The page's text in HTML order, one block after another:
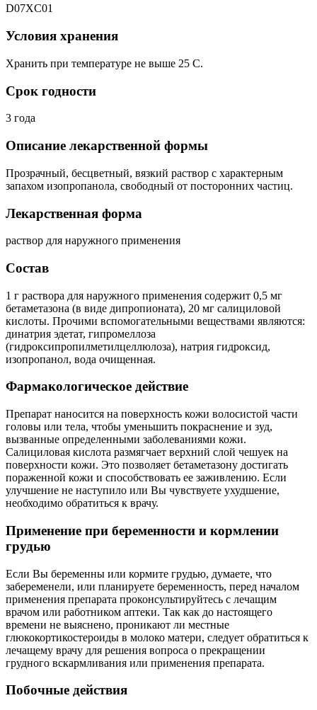
D07XC01
Условия хранения
Хранить при температуре не выше 25 С.
Срок годности
3 года
Описание лекарственной формы
Прозрачный, бесцветный, вязкий раствор с характерным
запахом изопропанола, свободный от посторонних частиц.
Лекарственная форма
раствор для наружного применения
Состав
1 г раствора для наружного применения содержит 0,5 мг
бетаметазона (в виде дипропионата), 20 мг салициловой
кислоты. Прочими вспомогательными веществами являются:
динатрия эдетат, гипромеллоза
(гидроксипропилметилцеллюлоза), натрия гидроксид,
изопропанол, вода очищенная.
Фармакологическое действие
Препарат наносится на поверхность кожи волосистой части
головы или тела, чтобы уменьшить покраснение и зуд,
вызванные определенными заболеваниями кожи.
Салициловая кислота размягчает верхний слой чешуек на
поверхности кожи. Это позволяет бетаметазону достигать
пораженной кожи и способствовать ее заживлению. Если
улучшение не наступило или Вы чувствуете ухудшение,
необходимо обратиться к врачу.
Применение при беременности и кормлении
грудью
Если Вы беременны или кормите грудью, думаете, что
забеременели, или планируете беременность, перед началом
применения препарата проконсультируйтесь с лечащим
врачом или работником аптеки. Так как до настоящего
времени не выяснено, проникают ли местные
глюкокортикостероиды в молоко матери, следует обратиться к
лечащему врачу для решения вопроса о прекращении
грудного вскармливания или применения препарата.
Побочные действия